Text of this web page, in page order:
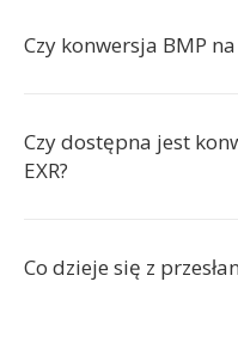
Czy konwersja BMP
Czy dostępna jest
EXR?
Co dzieje się z